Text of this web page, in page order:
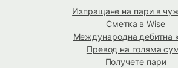
Изпращане на пари в
Сметка в Wise
Международна дебитна
Превод на голяма
Получете пари